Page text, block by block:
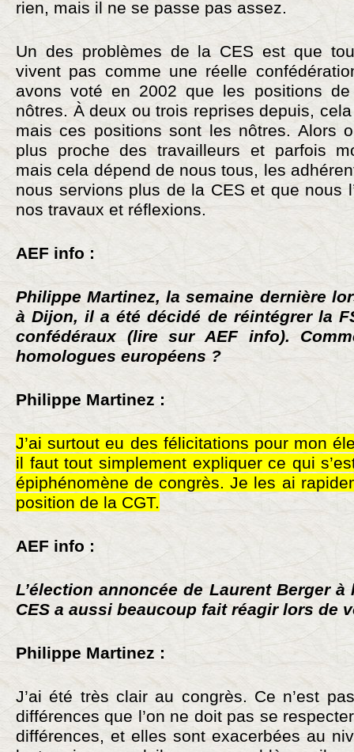
rien, mais il ne se passe pas assez.
Un des problèmes de la CES est que
vivent pas comme une réelle
avons voté en 2002 que les positions
nôtres. À deux ou trois reprises depuis,
mais ces positions sont les nôtres. Alors
plus proche des travailleurs et parfois
mais cela dépend de nous tous, les
nous servions plus de la CES et que nous
nos travaux et réflexions.
AEF info :
Philippe Martinez, la semaine dernière
à Dijon, il a été décidé de réintégrer la
confédéraux (lire sur AEF info).
homologues européens ?
Philippe Martinez :
J’ai surtout eu des félicitations pour mon
il faut tout simplement expliquer ce qui
épiphénomène de congrès. Je les ai
position de la CGT.
AEF info :
L’élection annoncée de Laurent Berger
CES a aussi beaucoup fait réagir lors de
Philippe Martinez :
J’ai été très clair au congrès. Ce n’est
différences que l’on ne doit pas se
différences, et elles sont exacerbées au